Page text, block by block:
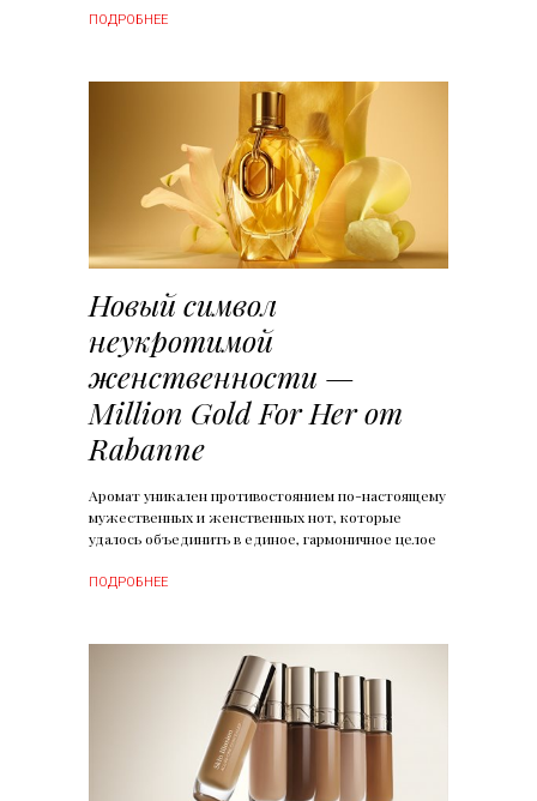
ПОДРОБНЕЕ
Новый символ
неукротимой
женственности —
Million Gold For Her от
Rabanne
Аромат уникален противостоянием по-настоящему
мужественных и женственных нот, которые
удалось объединить в единое, гармоничное целое
ПОДРОБНЕЕ